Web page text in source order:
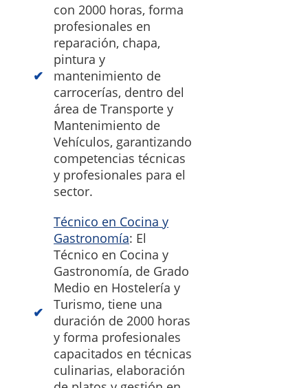
con 2000 horas, forma
profesionales en
reparación, chapa,
pintura y
mantenimiento de
carrocerías, dentro del
área de Transporte y
Mantenimiento de
Vehículos, garantizando
competencias técnicas
y profesionales para el
sector.
Técnico en Cocina y
Gastronomía: El
Técnico en Cocina y
Gastronomía, de Grado
Medio en Hostelería y
Turismo, tiene una
duración de 2000 horas
y forma profesionales
capacitados en técnicas
culinarias, elaboración